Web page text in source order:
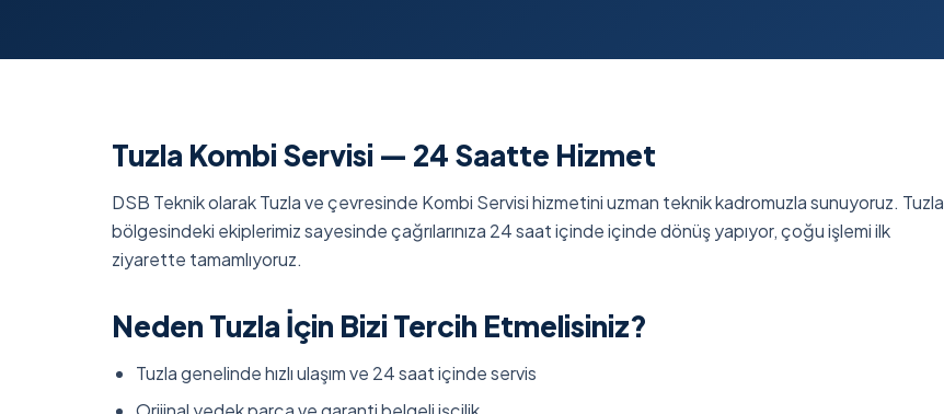
Tuzla Kombi Servisi — 24 Saatte Hizmet
DSB Teknik olarak Tuzla ve çevresinde Kombi Servisi hizmetini uzman teknik kadromuzla sunuyoruz. Tuzla
bölgesindeki ekiplerimiz sayesinde çağrılarınıza 24 saat içinde içinde dönüş yapıyor, çoğu işlemi ilk
ziyarette tamamlıyoruz.
Neden Tuzla İçin Bizi Tercih Etmelisiniz?
Tuzla genelinde hızlı ulaşım ve 24 saat içinde servis